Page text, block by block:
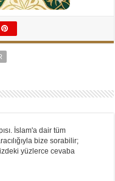
İslam'a dair tüm
bize sorabilir;
yüzlerce cevaba